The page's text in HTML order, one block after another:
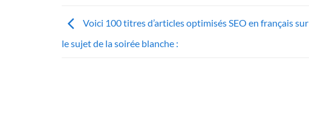
Voici 100 titres d’articles optimisés SEO en français sur
le sujet de la soirée blanche :